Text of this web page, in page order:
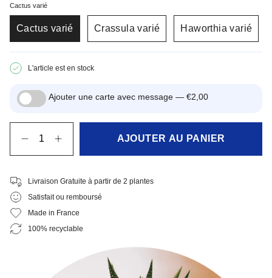
Cactus varié
Cactus varié Crassula varié Haworthia varié
L'article est en stock
Ajouter une carte avec message — €2,00
AJOUTER AU PANIER
Livraison Gratuite à partir de 2 plantes
Satisfait ou remboursé
Made in France
100% recyclable